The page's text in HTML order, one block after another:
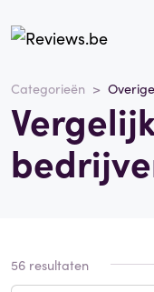
Categorieën Overige
56 resultaten